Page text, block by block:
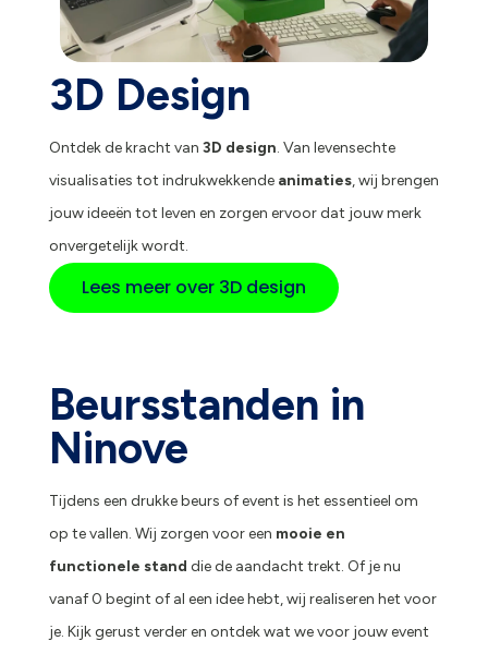
3D Design
Ontdek de kracht van 3D design. Van levensechte
visualisaties tot indrukwekkende animaties, wij brengen
jouw ideeën tot leven en zorgen ervoor dat jouw merk
onvergetelijk wordt.
Lees meer over 3D design
Beursstanden in
Ninove
Tijdens een drukke beurs of event is het essentieel om
op te vallen. Wij zorgen voor een mooie en
functionele stand die de aandacht trekt. Of je nu
vanaf 0 begint of al een idee hebt, wij realiseren het voor
je. Kijk gerust verder en ontdek wat we voor jouw event